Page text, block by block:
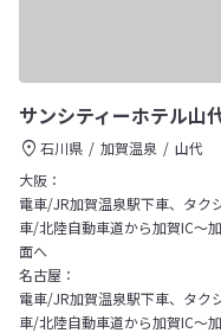
サンシティーホテル山
石川県 加賀温泉
山代
大阪：
電車/JR加賀温泉駅下車、タク
車/北陸自動車道から加賀IC～
面へ
名古屋：
電車/JR加賀温泉駅下車、タク
車/北陸自動車道から加賀IC～